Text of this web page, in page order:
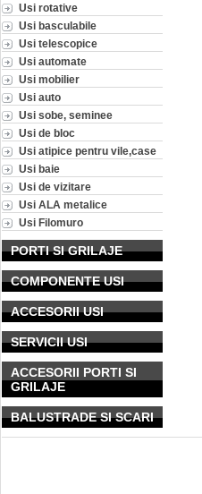
Usi rotative
Usi basculabile
Usi telescopice
Usi automate
Usi mobilier
Usi auto
Usi sobe, seminee
Usi de bloc
Usi atipice pentru vile,case
Usi baie
Usi de vizitare
Usi ALA metalice
Usi Filomuro
PORTI SI GRILAJE
COMPONENTE USI
ACCESORII USI
SERVICII USI
ACCESORII PORTI SI
GRILAJE
BALUSTRADE SI SCARI